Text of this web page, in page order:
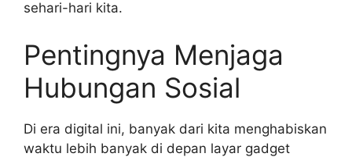
sehari-hari kita.
Pentingnya Menjaga
Hubungan Sosial
Di era digital ini, banyak dari kita menghabiskan
waktu lebih banyak di depan layar gadget